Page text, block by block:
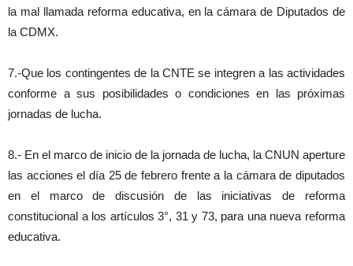
la mal llamada reforma educativa, en la cámara de Diputados de
la CDMX.
7.-Que los contingentes de la CNTE se integren a las actividades
conforme a sus posibilidades o condiciones en las próximas
jornadas de lucha.
8.- En el marco de inicio de la jornada de lucha, la CNUN aperture
las acciones el día 25 de febrero frente a la cámara de diputados
en el marco de discusión de las iniciativas de reforma
constitucional a los artículos 3°, 31 y 73, para una nueva reforma
educativa.